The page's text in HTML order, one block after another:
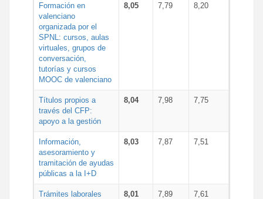
Formación en
valenciano
organizada por el
SPNL: cursos, aulas
virtuales, grupos de
conversación,
tutorías y cursos
MOOC de valenciano
8,05 7,79 8,20
Títulos propios a
través del CFP:
apoyo a la gestión
8,04 7,98 7,75
Información,
asesoramiento y
tramitación de ayudas
públicas a la I+D
8,03 7,87 7,51
Trámites laborales
8,01 7,89 7,61